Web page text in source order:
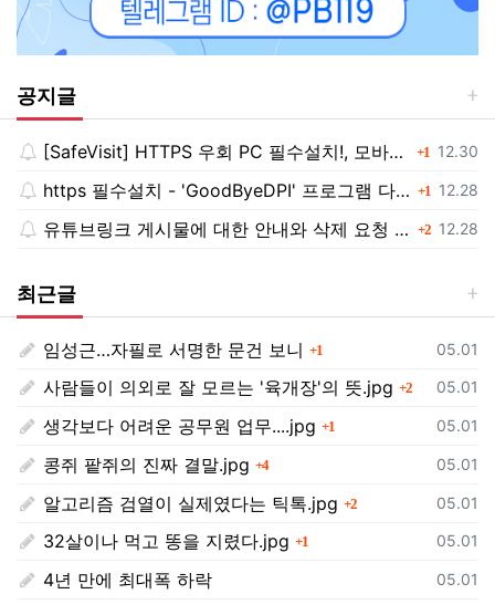
공지글
등록일
12.30
[SafeVisit] HTTPS 우회 PC 필수설치!, 모바일 최강속도 1댓글
등록일
12.28
https 필수설치 - 'GoodByeDPI' 프로그램 다운로드<< 1댓글
등록일
12.28
유튜브링크 게시물에 대한 안내와 삭제 요청 공지 2댓글
최근글
등록일
05.01
임성근…자필로 서명한 문건 보니 1
등록일
05.01
사람들이 의외로 잘 모르는 '육개장'의 뜻.jpg 2댓글
등록일
05.01
생각보다 어려운 공무원 업무....jpg 1
등록일
05.01
콩쥐 팥쥐의 진짜 결말.jpg 4댓글
등록일
05.01
알고리즘 검열이 실제였다는 틱톡.jpg 2댓글
등록일
05.01
32살이나 먹고 똥을 지렸다.jpg 1
등록일
05.01
4년 만에 최대폭 하락